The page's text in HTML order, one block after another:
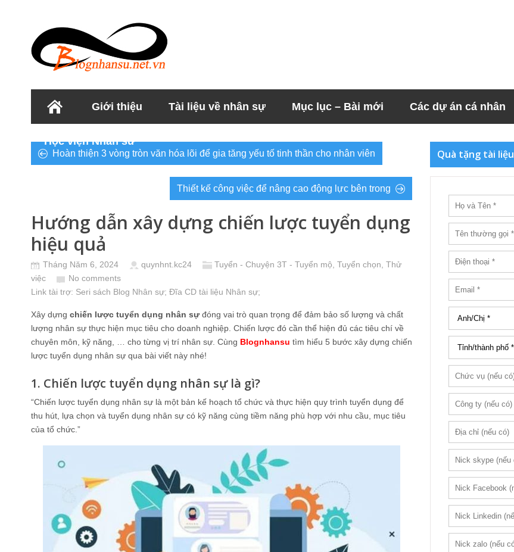
Giới thiệu Tài liệu về nhân sự Mục lục – Bài mới Các dự án cá nhân
Học viện Nhân sư
Hoàn thiện 3 vòng tròn văn hóa lõi để gia tăng yếu tố tinh thần cho nhân viên
Thiết kế công việc để nâng cao động lực bên trong
Hướng dẫn xây dựng chiến lược tuyển dụng
hiệu quả
Tháng Năm 6, 2024 quynhnt.kc24
Tuyển - Chuyện 3T - Tuyển mộ, Tuyển chọn, Thử
việc
No comments
Link tài trợ: Seri sách Blog Nhân sự; Đĩa CD tài liệu Nhân sự;
Xây dựng chiến lược tuyển dụng nhân sựđóng vai trò quan trọng để đảm bảo số lượng và chất
lượng nhân sự thực hiện mục tiêu cho doanh nghiệp. Chiến lược đó cần thể hiện đủ các tiêu chí về
chuyên môn, kỹ năng, … cho từng vị trí nhân sự. Cùng Blognhansu tìm hiểu 5 bước xây dựng chiến
lược tuyển dụng nhân sự qua bài viết này nhé!
1. Chiến lược tuyển dụng nhân sự là gì?
“Chiến lược tuyển dụng nhân sự là một bản kế hoạch tổ chức và thực hiện quy trình tuyển dụng để
thu hút, lựa chọn và tuyển dụng nhân sự có kỹ năng cùng tiềm năng phù hợp với nhu cầu, mục tiêu
của tổ chức.”
Quà tặng tài liệu